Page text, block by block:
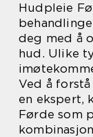
Hudpleie
deg med å
hud. Ulike
Ved å
en ekspert,
Førde som